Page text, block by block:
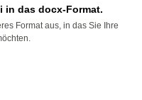
in das docx-Format.
Format aus, in das Sie Ihre